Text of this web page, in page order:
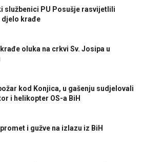
službenici PU Posušje rasvijetlili
djelo krađe
oluka na crkvi Sv. Josipa u
kod Konjica, u gašenju sudjelovali
i helikopter OS-a BiH
i gužve na izlazu iz BiH